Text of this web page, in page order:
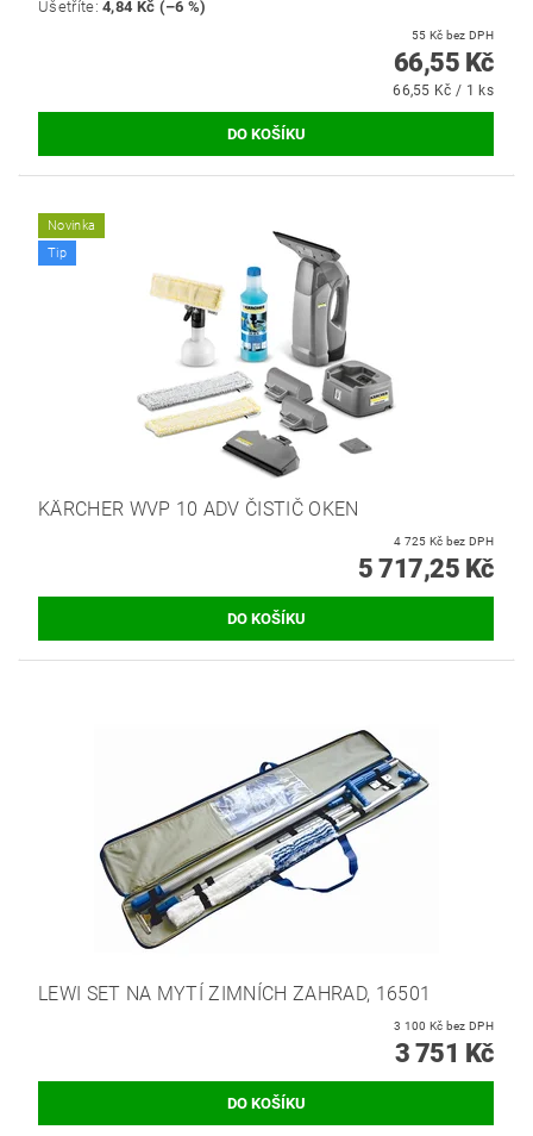
Ušetříte:4,84 Kč (–6 %)
55 Kč bez DPH
66,55 Kč
66,55 Kč / 1 ks
Novinka
Tip
KÄRCHER WVP 10 ADV ČISTIČ OKEN
4 725 Kč bez DPH
5 717,25 Kč
LEWI SET NA MYTÍ ZIMNÍCH ZAHRAD, 16501
3 100 Kč bez DPH
3 751 Kč